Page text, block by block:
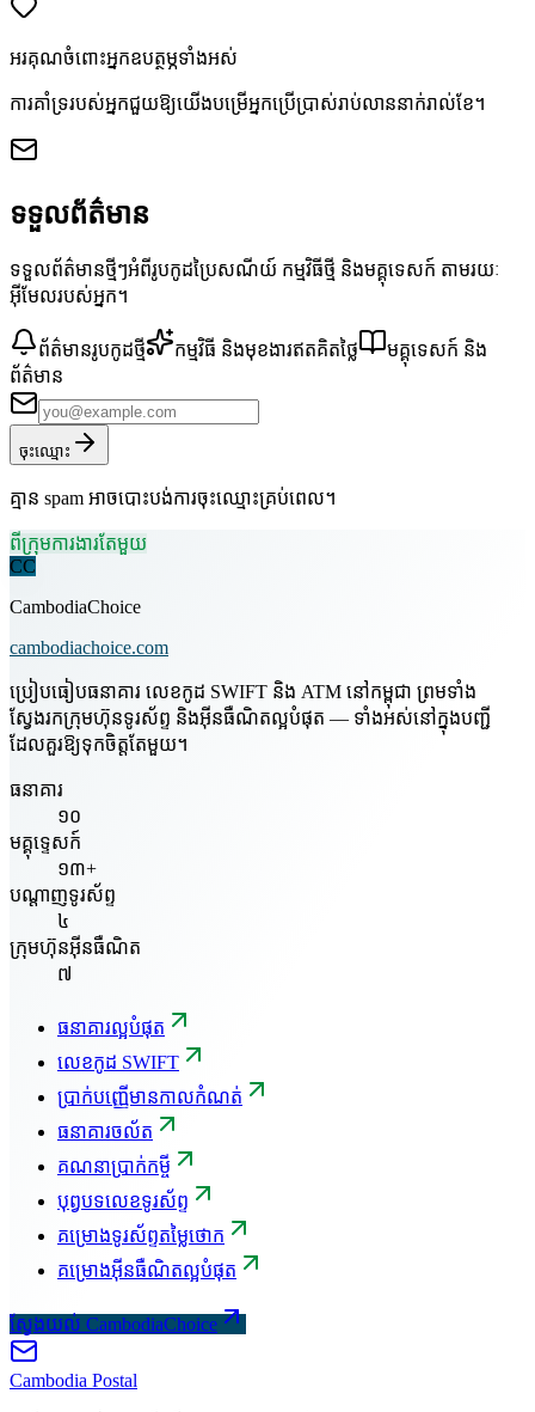
អរគុណចំពោះអ្នកឧបត្ថម្ភទាំងអស់
ការគាំទ្ររបស់អ្នកជួយឱ្យយើងបម្រើអ្នកប្រើប្រាស់រាប់លាននាក់រាល់ខែ។
ទទួលព័ត៌មាន
ទទួលព័ត៌មានថ្មីៗអំពីរូបកូដប្រៃសណីយ៍ កម្មវិធីថ្មី និងមគ្គុទេសក៍ តាមរយៈ
អ៊ីមែលរបស់អ្នក។
ព័ត៌មានរូបកូដថ្មី កម្មវិធី និងមុខងារឥតគិតថ្លៃ
មគ្គុទេសក៍ និង
ព័ត៌មាន
ចុះឈ្មោះ
គ្មាន spam អាចបោះបង់ការចុះឈ្មោះគ្រប់ពេល។
ពីក្រុមការងារតែមួយ
CC
CambodiaChoice
cambodiachoice.com
ប្រៀបធៀបធនាគារ លេខកូដ SWIFT និង ATM នៅកម្ពុជា ព្រមទាំង
ស្វែងរកក្រុមហ៊ុនទូរស័ព្ទ និងអ៊ីនធឺណិតល្អបំផុត — ទាំងអស់នៅក្នុងបញ្ជី
ដែលគួរឱ្យទុកចិត្តតែមួយ។
ធនាគារ
១០
មគ្គុទ្ទេសក៍
១៣+
បណ្តាញទូរស័ព្ទ
៤
ក្រុមហ៊ុនអ៊ីនធឺណិត
៧
ធនាគារល្អបំផុត
លេខកូដ SWIFT
ប្រាក់បញ្ញើមានកាលកំណត់
ធនាគារចល័ត
គណនាប្រាក់កម្ចី
បុព្វបទលេខទូរស័ព្ទ
គម្រោងទូរស័ព្ទតម្លៃថោក
គម្រោងអ៊ីនធឺណិតល្អបំផុត
ស្វែងយល់ CambodiaChoice
Cambodia Postal